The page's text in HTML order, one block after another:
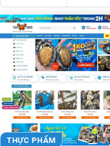
THỰC PHẨM